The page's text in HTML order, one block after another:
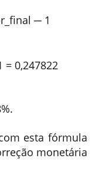
final ─ 1
= 0,247822
esta fórmula
monetária